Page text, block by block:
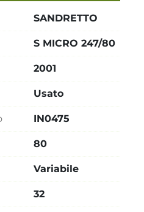
SANDRETTO
S MICRO 247/80
2001
Usato
IN0475
80
Variabile
32